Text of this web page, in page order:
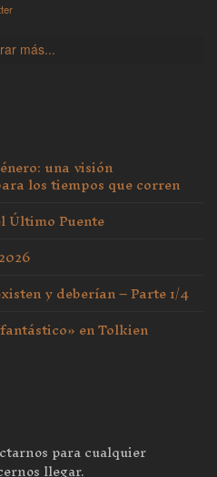
más...
una visión
los tiempos que corren
Último Puente
y deberían – Parte 1/4
en Tolkien
para cualquier
llegar.